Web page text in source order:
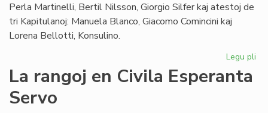
Perla Martinelli, Bertil Nilsson, Giorgio Silfer kaj atestoj de
tri Kapitulanoj: Manuela Blanco, Giacomo Comincini kaj
Lorena Bellotti, Konsulino.
Legu pli
La rangoj en Civila Esperanta
Servo